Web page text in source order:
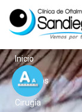
Inicio
Servicios
Cirugía